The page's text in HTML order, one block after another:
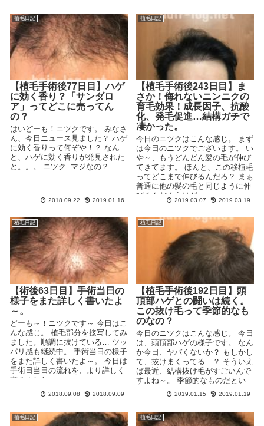
植毛日記
【植毛手術後77日目】ハゲ
に効く香り？「サンダロ
ア」ってどこに売ってん
の？
はいどーも！ニツクです。 みなさ
ん、今日ニュース見ました？ ハゲ
に効く香りって何ぞや！？ なん
と、ハゲに効く香りが発見された
2018.09.22 2019.01.16
植毛日記
【植毛手術後243日目】ま
さか！侮れないニンニクの
育毛効果！成長因子、抗酸
化、発毛促進…結構ガチで
凄かった。
今日のニツクはこんな感じ。 まず
は今日のニツクでございます。 い
や～、もうどんどん髪の毛が伸び
てきてます。 ほんと、この移植毛
ってどこまで伸びるんだろ？ まぁ
普通に他の髪の毛と同じように伸
びるんだろうけど...
2019.03.07 2019.03.19
植毛日記
【術後63日目】手術当日の
様子をまた詳しく書いたよ
～。
どーも～！ニツクです～ 今日はこ
んな感じ。 植毛部分を接写してみ
ました。順調に抜けている… ツッ
パリ感も継続中。 手術当日の様子
をまた詳しく書いたよ～。 今日は
手術日当日の流れを、より詳しく
書きました～...
2018.09.08 2018.09.09
植毛日記
【植毛手術後192日目】頭
頂部ハゲとの闘いは続く。
この抜け毛って季節的なも
のなの？
今日のニツクはこんな感じ。 今日
は、頭頂部ハゲの様子です。 なん
か今日、ヤバくないか？ もしかし
て、抜けまくってる…？ そういえ
ば最近、結構抜け毛がすごいんで
すよね～。 季節的なものだとい
い...
2019.01.15 2019.01.19
植毛日記 植毛日記